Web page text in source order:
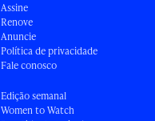
Assine
Renove
Anuncie
Política de privacidade
Fale conosco
Edição semanal
Women to Watch